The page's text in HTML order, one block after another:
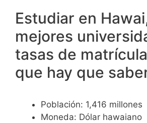
Estudiar en
mejores
tasas de
que hay que
Población: 1,416 millones
Moneda: Dólar hawaiano